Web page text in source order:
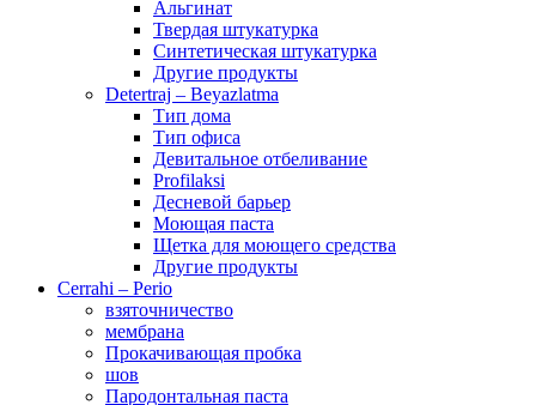
Альгинат
Твердая штукатурка
Синтетическая штукатурка
Другие продукты
Detertraj – Beyazlatma
Тип дома
Тип офиса
Девитальное отбеливание
Profilaksi
Десневой барьер
Моющая паста
Щетка для моющего средства
Другие продукты
Cerrahi – Perio
взяточничество
мембрана
Прокачивающая пробка
шов
Пародонтальная паста